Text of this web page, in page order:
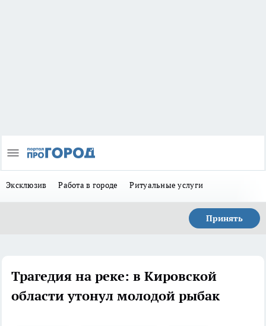
Эксклюзив Работа в городе Ритуальные услуги
Принять
Трагедия на реке: в Кировской
области утонул молодой рыбак